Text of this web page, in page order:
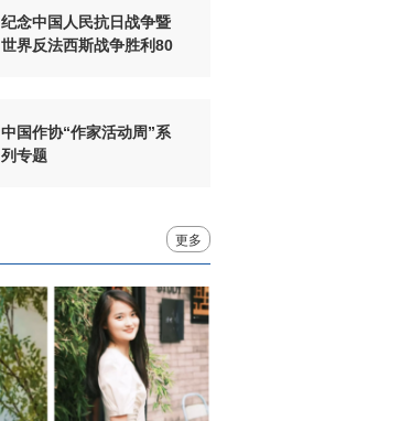
纪念中国人民抗日战争暨
世界反法西斯战争胜利80
中国作协“作家活动周”系
列专题
更多